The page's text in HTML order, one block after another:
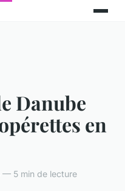
Danube
en
5 min de lecture